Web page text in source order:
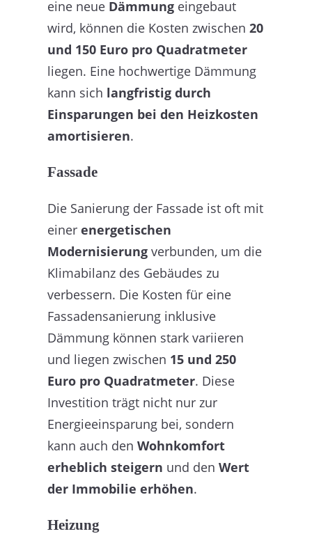
eine neue Dämmung eingebaut
wird, können die Kosten zwischen 20
und 150 Euro pro Quadratmeter
liegen. Eine hochwertige Dämmung
kann sich langfristig durch
Einsparungen bei den Heizkosten
amortisieren.
Fassade
Die Sanierung der Fassade ist oft mit
einer energetischen
Modernisierung verbunden, um die
Klimabilanz des Gebäudes zu
verbessern. Die Kosten für eine
Fassadensanierung inklusive
Dämmung können stark variieren
und liegen zwischen 15 und 250
Euro pro Quadratmeter. Diese
Investition trägt nicht nur zur
Energieeinsparung bei, sondern
kann auch den Wohnkomfort
erheblich steigern und den Wert
der Immobilie erhöhen.
Heizung